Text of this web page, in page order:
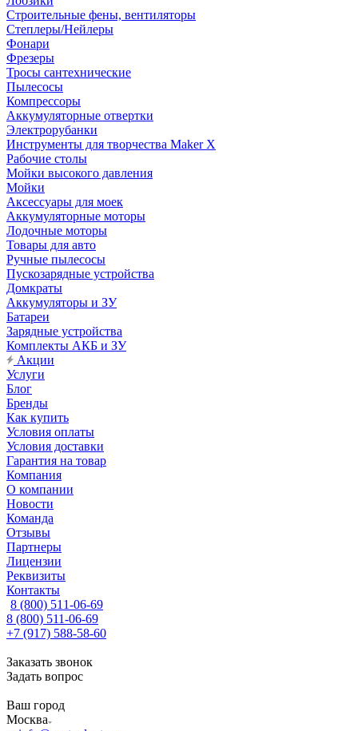
Строительные фены, вентиляторы
Степлеры/Нейлеры
Фонари
Фрезеры
Тросы сантехнические
Пылесосы
Компрессоры
Аккумуляторные отвертки
Электрорубанки
Инструменты для творчества Maker X
Рабочие столы
Мойки высокого давления
Мойки
Аксессуары для моек
Аккумуляторные моторы
Лодочные моторы
Товары для авто
Ручные пылесосы
Пускозарядные устройства
Домкраты
Аккумуляторы и ЗУ
Батареи
Зарядные устройства
Комплекты АКБ и ЗУ
Акции
Услуги
Блог
Бренды
Как купить
Условия оплаты
Условия доставки
Гарантия на товар
Компания
О компании
Новости
Команда
Отзывы
Партнеры
Лицензии
Реквизиты
Контакты
8 (800) 511-06-69
8 (800) 511-06-69
+7 (917) 588-58-60
Заказать звонок
Задать вопрос
Ваш город
Москва